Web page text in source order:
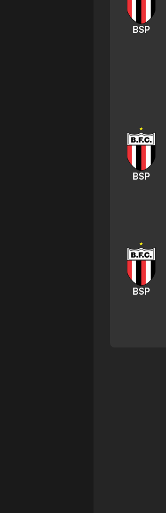
BSP
BSP
BSP